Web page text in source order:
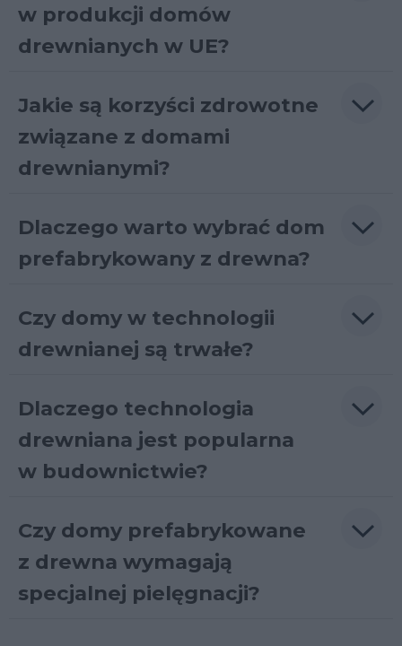
w produkcji domów
drewnianych w UE?
Jakie są korzyści zdrowotne
związane z domami
drewnianymi?
Dlaczego warto wybrać dom
prefabrykowany z drewna?
Czy domy w technologii
drewnianej są trwałe?
Dlaczego technologia
drewniana jest popularna
w budownictwie?
Czy domy prefabrykowane
z drewna wymagają
specjalnej pielęgnacji?